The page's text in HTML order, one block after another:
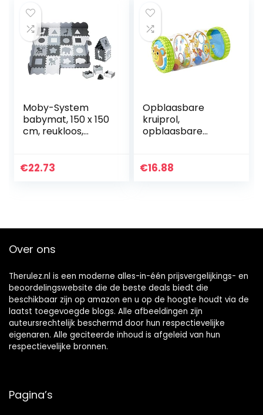
Moby-System
babymat, 150 x 150
cm, reukloos,
puzzelmat voor
€22.73
Opblaasbare
kruiprol,
opblaasbare
kruiprol en
€16.88
Over ons
Therulez.nl is een moderne alles-in-één prijsvergelijkings- en
beoordelingswebsite die de beste deals biedt die
beschikbaar zijn op amazon en u op de hoogte houdt via de
laatst toegevoegde blogs. Alle afbeeldingen zijn
auteursrechtelijk beschermd door hun respectievelijke
eigenaren. Alle geciteerde inhoud is afgeleid van hun
respectievelijke bronnen.
Pagina’s